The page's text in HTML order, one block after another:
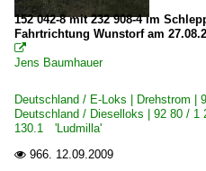
152 042-8 mit 232 908-4 im
Fahrtrichtung Wunstorf am

Jens Baumhauer
Deutschland / E-Loks | Drehstrom
Deutschland / Dieselloks | 92 80 /
130.1 'Ludmilla'
 966. 12.09.2009